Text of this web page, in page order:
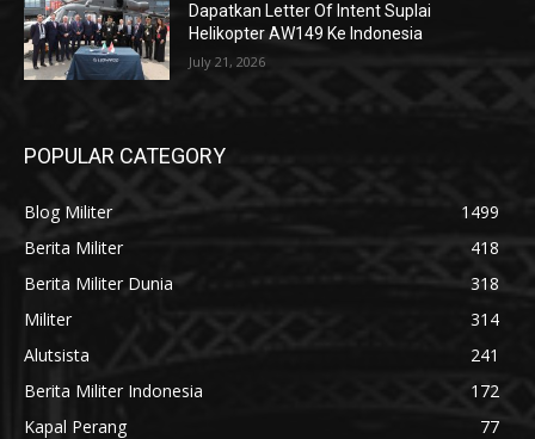
Dapatkan Letter Of Intent Suplai
Helikopter AW149 Ke Indonesia
July 21, 2026
POPULAR CATEGORY
Blog Militer
1499
Berita Militer
418
Berita Militer Dunia
318
Militer
314
Alutsista
241
Berita Militer Indonesia
172
Kapal Perang
77